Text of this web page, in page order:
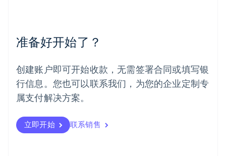
准备好开始了？
创建账户即可开始收款，无需签署合同或填写银
行信息。您也可以联系我们，为您的企业定制专
属支付解决方案。
立即开始 联系销售
English
葡萄牙
日本
日本語 English
瑞典
SvenskaEnglish
Deutsch FrançaisItaliano English
塞浦路斯